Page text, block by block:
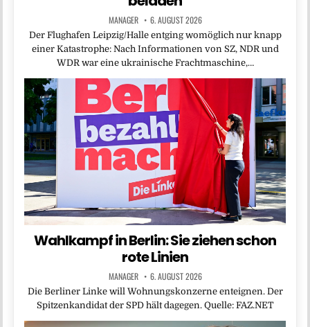
MANAGER 6. AUGUST 2026
Der Flughafen Leipzig/Halle entging womöglich nur knapp
einer Katastrophe: Nach Informationen von SZ, NDR und
WDR war eine ukrainische Frachtmaschine,…
Wahlkampf in Berlin: Sie ziehen schon
rote Linien
MANAGER 6. AUGUST 2026
Die Berliner Linke will Wohnungskonzerne enteignen. Der
Spitzenkandidat der SPD hält dagegen. Quelle: FAZ.NET